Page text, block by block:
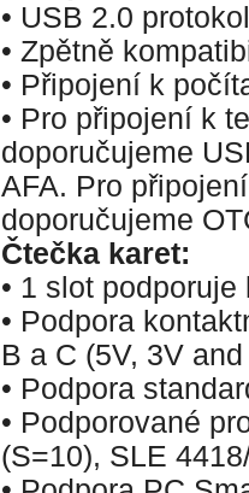
• USB 2.0
• Zpětně
• Připojení k
• Pro připojení k
doporučujeme
AFA. Pro
doporučujeme
Čtečka karet:
• 1 slot
• Podpora
B a C (5V, 3V
• Podpora
• Podporované
(S=10), SLE